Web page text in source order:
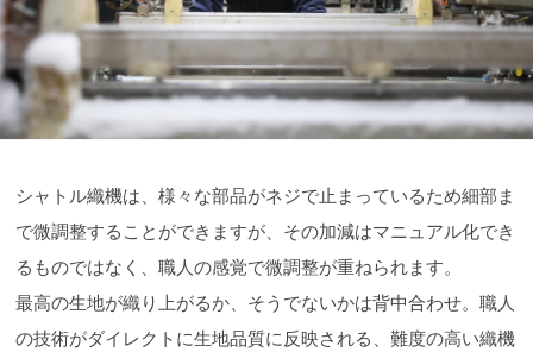
シャトル織機は、様々な部品がネジで止まっているため細部ま
で微調整することができますが、その加減はマニュアル化でき
るものではなく、職人の感覚で微調整が重ねられます。
最高の生地が織り上がるか、そうでないかは背中合わせ。職人
の技術がダイレクトに生地品質に反映される、難度の高い織機